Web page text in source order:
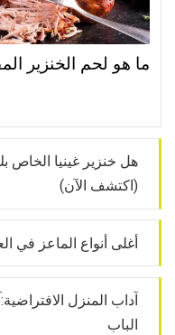
ما هو لحم الخنزير
هل خنزير غينيا الخاص
(اكتشف الآن)
أغلى أنواع الماعز في
آداب المنزل
الباب